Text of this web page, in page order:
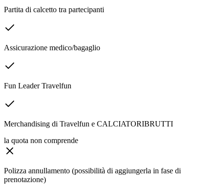
Partita di calcetto tra partecipanti
Assicurazione medico/bagaglio
Fun Leader Travelfun
Merchandising di Travelfun e CALCIATORIBRUTTI
la quota non comprende
Polizza annullamento (possibilità di aggiungerla in fase di
prenotazione)